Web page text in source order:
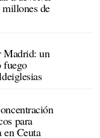
de
Madrid: un
fuego
para
Ceuta